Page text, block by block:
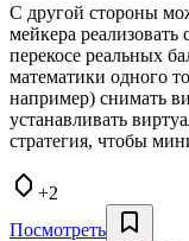
С другой стороны
мейкера
перекосе реальных
математики одного
например) снимать
устанавливать
стратегия, чтобы
+2
Посмотреть